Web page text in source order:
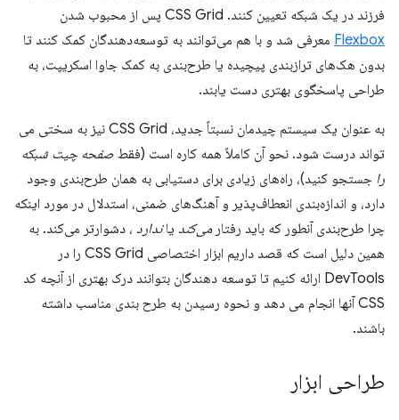
فرزند در یک شبکه تعیین کنند. CSS Grid پس از محبوب شدن
Flexbox معرفی شد و با هم می‌توانند به توسعه‌دهندگان کمک کنند تا
بدون هک‌های ترازبندی پیچیده یا طرح‌بندی به کمک جاوا اسکریپت، به
طراحی پاسخگوی بهتری دست یابند.
به عنوان یک سیستم چیدمان نسبتاً جدید، CSS Grid نیز به سختی می
تواند درست شود. نحو آن کاملاً همه کاره است (فقط صفحه چیت شبکه
را جستجو کنید)، راه‌های زیادی برای دستیابی به همان طرح‌بندی وجود
دارد، و اندازه‌بندی انعطاف‌پذیر و آهنگ‌های ضمنی، استدلال در مورد اینکه
چرا طرح‌بندی آنطور که باید رفتار می‌کند یاندارد ، دشوارتر می‌کند. به
همین دلیل است که قصد داریم ابزار اختصاصی CSS Grid را در
DevTools ارائه کنیم تا توسعه دهندگان بتوانند درک بهتری از آنچه کد
CSS آنها انجام می دهد و نحوه رسیدن به طرح بندی مناسب داشته
باشند.
طراحی ابزار